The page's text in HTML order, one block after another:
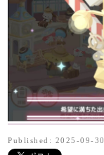
Published: 2025-09-30